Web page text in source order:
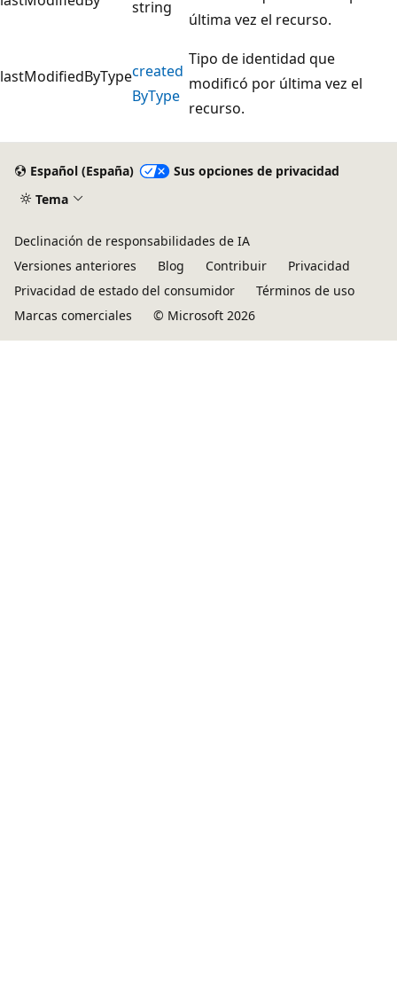
string
última vez el recurso.
lastModifiedByTypecreated
ByType
Tipo de identidad que
modificó por última vez el
recurso.
Español (España)
Sus opciones de privacidad
Tema
Declinación de responsabilidades de IA
Versiones anteriores
Blog Contribuir
Privacidad
Privacidad de estado del consumidor
Términos de uso
Marcas comerciales
© Microsoft 2026